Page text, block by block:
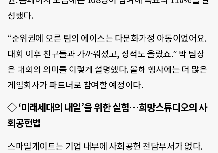
성했다.
“순위권에 오른 팀의 에이스는 다문화가정 아동이었어요.
대회 이후 친구들과 가까워졌고, 성적도 올랐죠.” 박 팀장
은 대회의 의미를 이렇게 설명했다. 올해 행사에는 더 많은
게임회사가 파트너로 참여할 예정이다.
◇ ‘미래세대의 내일’을 위한 실험…희망스튜디오의 사
회공헌법
스마일게이트는 기업 내부에 사회공헌 전담부서가 없다.